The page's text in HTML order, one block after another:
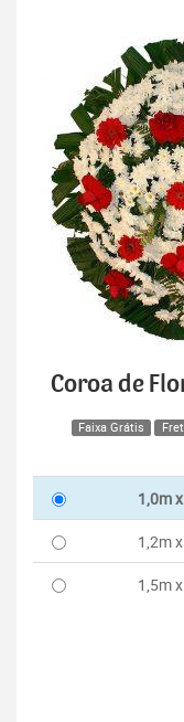
Coroa de
Faixa Grátis
1,0m
1,2m
1,5m